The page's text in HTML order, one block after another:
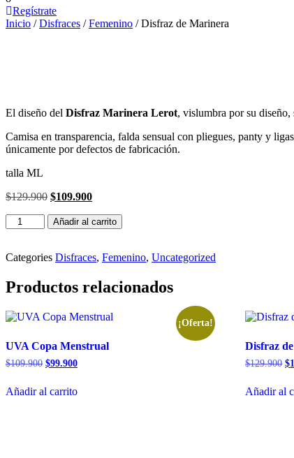
Regístrate
Inicio /Disfraces /Femenino / Disfraz de Marinera
El diseño del Disfraz Marinera Lerot, vislumbra por su diseño,
Camisa en transparencia, falda sensual con pliegues, panty y
únicamente por defectos de fabricación.
talla ML
$129.900 El
original
$109.900El
actual
Disfraz
de
cantidad
Añadir al carrito
Categories Disfraces, Femenino, Uncategorized
Productos relacionados
¡Oferta!
UVA Copa Menstrual
$109.900 El
original
era:
$99.900El
es:
Añadir al carrito
Disfraz
$129.900 El
$
Añadir al